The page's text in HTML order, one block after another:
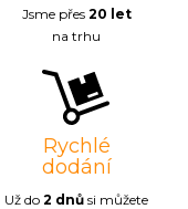
Jsme přes 20 let
na trhu
Rychlé
dodání
Už do 2 dnů si můžete